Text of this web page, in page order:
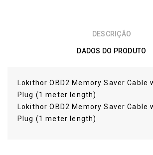
DESCRIÇÃO
DADOS DO PRODUTO
Lokithor OBD2 Memory Saver Cable
Plug (1 meter length)
Lokithor OBD2 Memory Saver Cable
Plug (1 meter length)